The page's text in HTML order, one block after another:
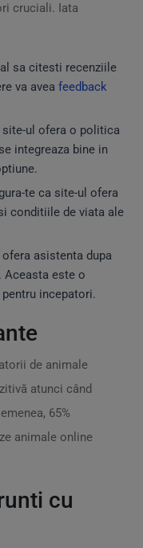
cruciali. Iata
sa citesti recenziile
va avea feedback
site-ul ofera o politica
integreaza bine in
te ca site-ul ofera
conditiile de viata ale
asistenta dupa
Aceasta este o
incepatori.
de animale
atunci când
65%
animale online
cu